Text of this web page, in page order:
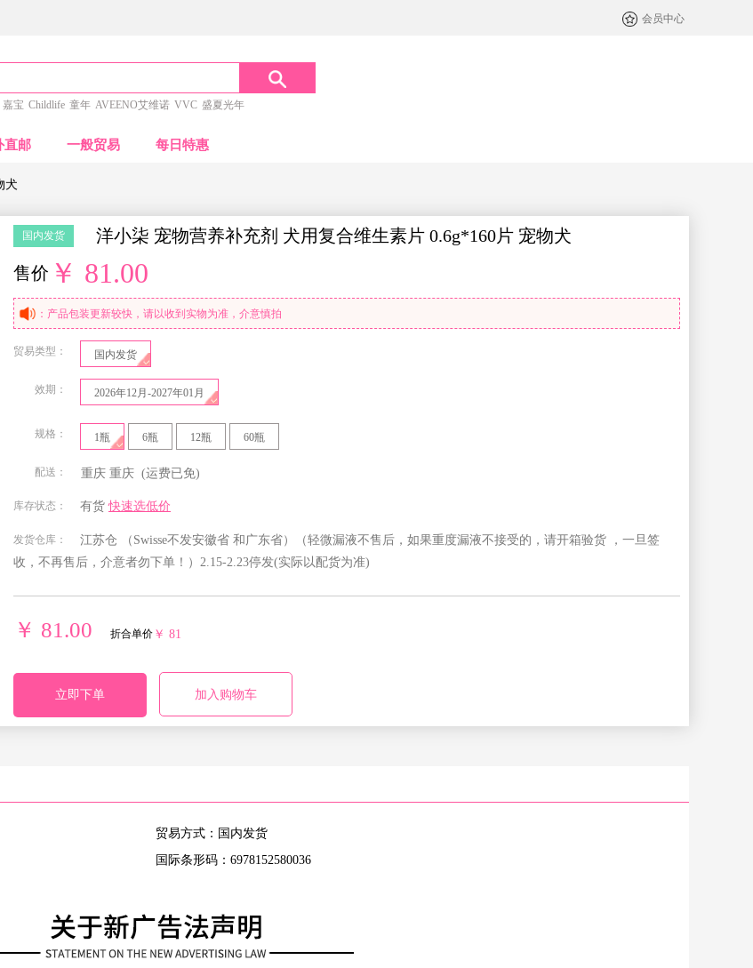
会员中心
嘉宝 Childlife 童年 AVEENO艾维诺 VVC 盛夏光年
直邮 一般贸易 每日特惠
犬
国内发货
洋小柒 宠物营养补充剂 犬用复合维生素片 0.6g*160片 宠物犬
售价 ￥ 81.00
：产品包装更新较快，请以收到实物为准，介意慎拍
贸易类型： 国内发货
效期： 2026年12月-2027年01月
规格： 1瓶 6瓶 12瓶 60瓶
配送： 重庆 重庆 (运费已免)
北京 安徽
贵州 海南 河北 河南
四川
西藏自治
区
尔自治区
库存状态： 有货 快速选低价
发货仓库：
江苏仓 （Swisse不发安徽省 和广东省）（轻微漏液不售后，如果重度漏液不接受的，请开箱验货 ，一旦签
收，不再售后，介意者勿下单！）2.15-2.23停发(实际以配货为准)
￥ 81.00 折合单价 ￥ 81
立即下单 加入购物车
贸易方式：国内发货
国际条形码：6978152580036